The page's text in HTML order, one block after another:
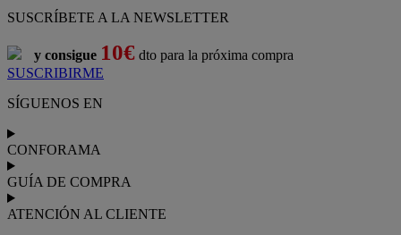
SUSCRÍBETE A LA NEWSLETTER
y consigue 10€ dto para la próxima compra
SUSCRIBIRME
SÍGUENOS EN
CONFORAMA
GUÍA DE COMPRA
ATENCIÓN AL CLIENTE